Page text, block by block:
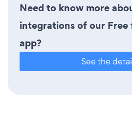
Need to know more
integrations of our Free
app?
See the